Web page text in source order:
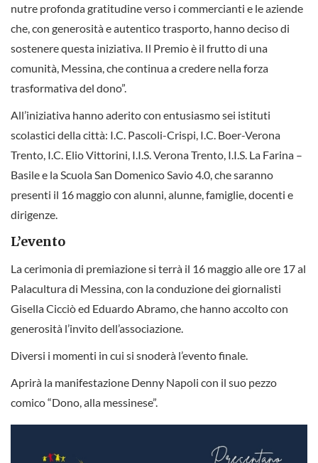
nutre profonda gratitudine verso i commercianti e le aziende
che, con generosità e autentico trasporto, hanno deciso di
sostenere questa iniziativa. Il Premio è il frutto di una
comunità, Messina, che continua a credere nella forza
trasformativa del dono”.
All’iniziativa hanno aderito con entusiasmo sei istituti
scolastici della città: I.C. Pascoli-Crispi, I.C. Boer-Verona
Trento, I.C. Elio Vittorini, I.I.S. Verona Trento, I.I.S. La Farina –
Basile e la Scuola San Domenico Savio 4.0, che saranno
presenti il 16 maggio con alunni, alunne, famiglie, docenti e
dirigenze.
L’evento
La cerimonia di premiazione si terrà il 16 maggio alle ore 17 al
Palacultura di Messina, con la conduzione dei giornalisti
Gisella Cicciò ed Eduardo Abramo, che hanno accolto con
generosità l’invito dell’associazione.
Diversi i momenti in cui si snoderà l’evento finale.
Aprirà la manifestazione Denny Napoli con il suo pezzo
comico “Dono, alla messinese”.